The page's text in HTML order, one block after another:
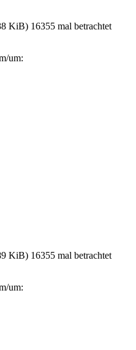
KiB) 16355 mal betrachtet
um:
KiB) 16355 mal betrachtet
um: